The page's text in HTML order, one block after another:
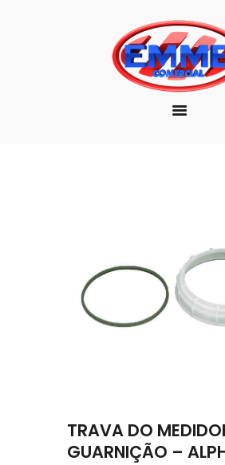
EMPRESA
MARCAS
PRODUTOS
TRAVA DO
GUARNIÇÃO –